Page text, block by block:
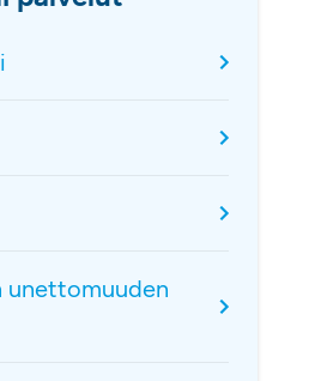
unettomuuden